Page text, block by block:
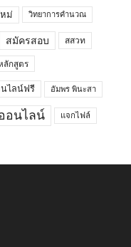
ม่ วิทยาการคำนวณ
สมัครสอบ สสวท
ลักสูตร
ไลน์ฟรี อัมพร พินะสา
อนไลน์ แจกไฟล์